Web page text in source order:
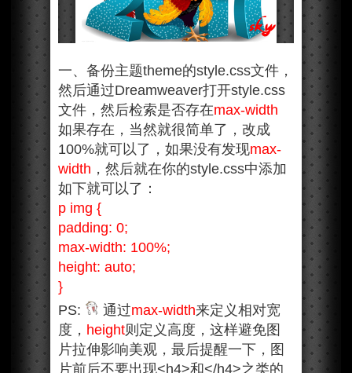
一、备份主题theme的style.css文件，
然后通过Dreamweaver打开style.css
文件，然后检索是否存在max-width
如果存在，当然就很简单了，改成
100%就可以了，如果没有发现max-
width ，然后就在你的style.css中添加
如下就可以了：
p img {
padding: 0;
max-width: 100%;
height: auto;
}
PS:
通过max-width来定义相对宽
度， height则定义高度，这样避免图
片拉伸影响美观，最后提醒一下，图
片前后不要出现<h4>和</h4>之类的